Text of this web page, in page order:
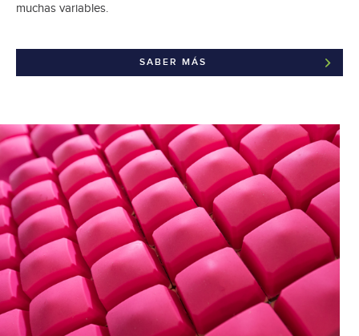
muchas variables.
SABER MÁS